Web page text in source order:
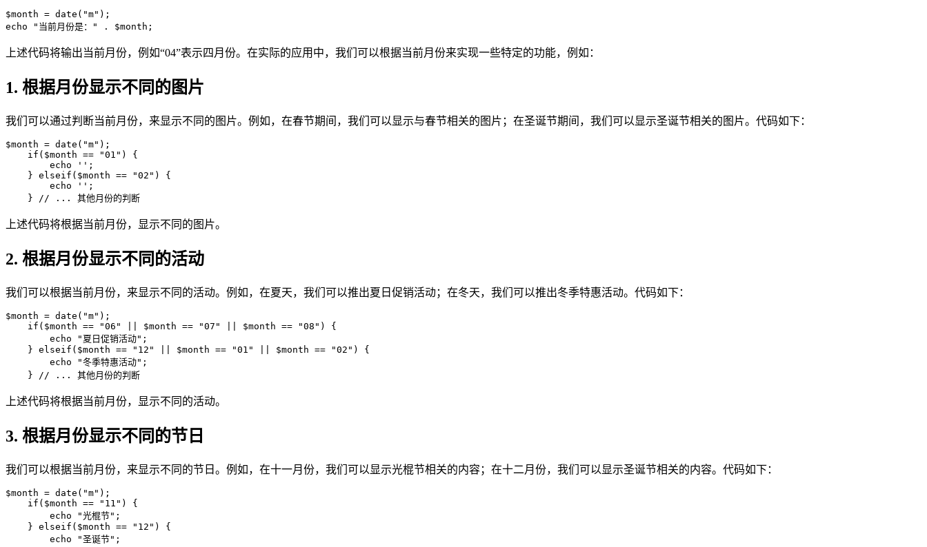
$month = date("m");
echo "当前月份是：" . $month;
上述代码将输出当前月份，例如“04”表示四月份。在实际的应用中，我们可以根据当前月份来实现一些特定的功能，例如：
1. 根据月份显示不同的图片
我们可以通过判断当前月份，来显示不同的图片。例如，在春节期间，我们可以显示与春节相关的图片；在圣诞节期间，我们可以显示圣诞节相关的图片。代码如下：
$month = date("m");
if($month == "01") {
echo '';
} elseif($month == "02") {
echo '';
} // ... 其他月份的判断
上述代码将根据当前月份，显示不同的图片。
2. 根据月份显示不同的活动
我们可以根据当前月份，来显示不同的活动。例如，在夏天，我们可以推出夏日促销活动；在冬天，我们可以推出冬季特惠活动。代码如下：
$month = date("m");
if($month == "06" || $month == "07" || $month == "08") {
echo "夏日促销活动";
} elseif($month == "12" || $month == "01" || $month == "02") {
echo "冬季特惠活动";
} // ... 其他月份的判断
上述代码将根据当前月份，显示不同的活动。
3. 根据月份显示不同的节日
我们可以根据当前月份，来显示不同的节日。例如，在十一月份，我们可以显示光棍节相关的内容；在十二月份，我们可以显示圣诞节相关的内容。代码如下：
$month = date("m");
if($month == "11") {
echo "光棍节";
} elseif($month == "12") {
echo "圣诞节";